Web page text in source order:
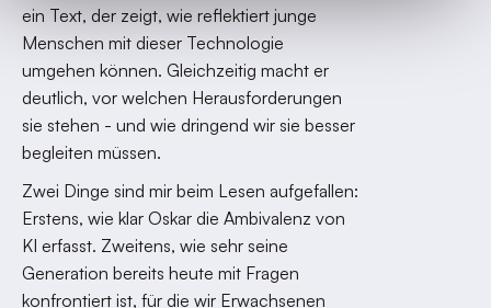
ein Text, der zeigt, wie reflektiert junge
Menschen mit dieser Technologie
umgehen können. Gleichzeitig macht er
deutlich, vor welchen Herausforderungen
sie stehen - und wie dringend wir sie besser
begleiten müssen.
Zwei Dinge sind mir beim Lesen aufgefallen:
Erstens, wie klar Oskar die Ambivalenz von
KI erfasst. Zweitens, wie sehr seine
Generation bereits heute mit Fragen
konfrontiert ist, für die wir Erwachsenen